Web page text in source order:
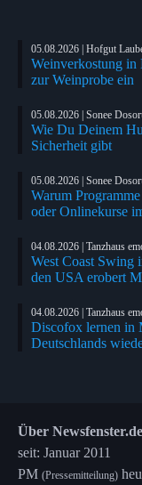
05.08.2026 | Hofgut
Weinverkostung
zur Weinprobe ein
05.08.2026 | Sonee
Wie Du Deinem
Sicherheit gibt
05.08.2026 | Sonee
Warum
oder Onlinekurse
04.08.2026 | Tanzhaus
West Coast Swing
den USA erobert
04.08.2026 | Tanzhaus
Discofox lernen in
Deutschlands
Über Newsfenster.de
seit: Januar 2011
PM (Pressemitteilung)